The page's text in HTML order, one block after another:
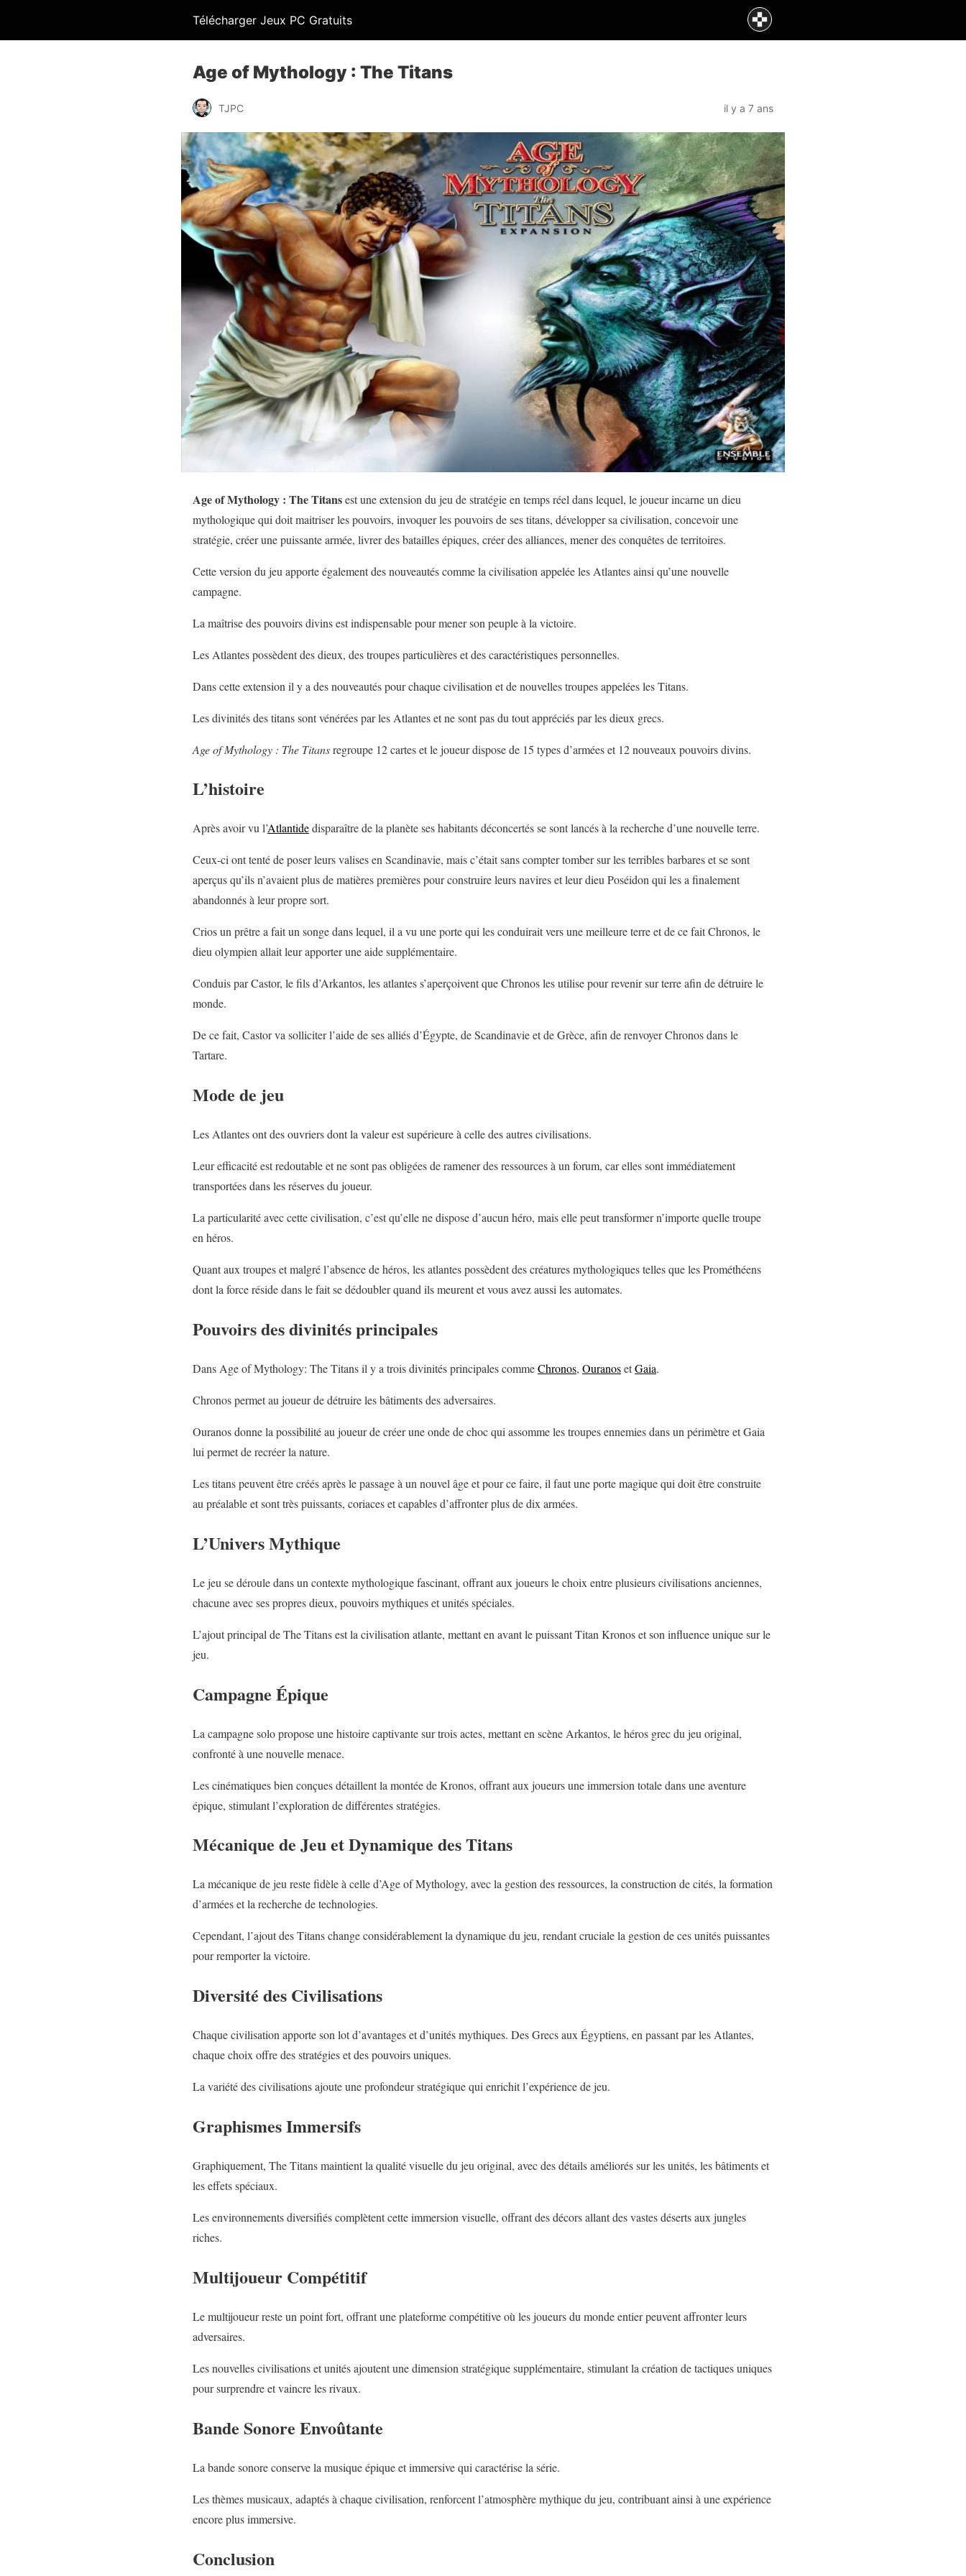
Télécharger Jeux PC Gratuits
Age of Mythology : The Titans
TJPC il y a 7 ans
Age of Mythology : The Titansest une extension du jeu de stratégie en temps réel dans lequel, le joueur incarne un dieu
mythologique qui doit maitriser les pouvoirs, invoquer les pouvoirs de ses titans, développer sa civilisation, concevoir une
stratégie, créer une puissante armée, livrer des batailles épiques, créer des alliances, mener des conquêtes de territoires.
Cette version du jeu apporte également des nouveautés comme la civilisation appelée les Atlantes ainsi qu’une nouvelle
campagne.
La maîtrise des pouvoirs divins est indispensable pour mener son peuple à la victoire.
Les Atlantes possèdent des dieux, des troupes particulières et des caractéristiques personnelles.
Dans cette extension il y a des nouveautés pour chaque civilisation et de nouvelles troupes appelées les Titans.
Les divinités des titans sont vénérées par les Atlantes et ne sont pas du tout appréciés par les dieux grecs.
Age of Mythology : The Titansregroupe 12 cartes et le joueur dispose de 15 types d’armées et 12 nouveaux pouvoirs divins.
L’histoire
Après avoir vu l’Atlantidedisparaître de la planète ses habitants déconcertés se sont lancés à la recherche d’une nouvelle terre.
Ceux-ci ont tenté de poser leurs valises en Scandinavie, mais c’était sans compter tomber sur les terribles barbares et se sont
aperçus qu’ils n’avaient plus de matières premières pour construire leurs navires et leur dieu Poséidon qui les a finalement
abandonnés à leur propre sort.
Crios un prêtre a fait un songe dans lequel, il a vu une porte qui les conduirait vers une meilleure terre et de ce fait Chronos, le
dieu olympien allait leur apporter une aide supplémentaire.
Conduis par Castor, le fils d’Arkantos, les atlantes s’aperçoivent que Chronos les utilise pour revenir sur terre afin de détruire le
monde.
De ce fait, Castor va solliciter l’aide de ses alliés d’Égypte, de Scandinavie et de Grèce, afin de renvoyer Chronos dans le
Tartare.
Mode de jeu
Les Atlantes ont des ouvriers dont la valeur est supérieure à celle des autres civilisations.
Leur efficacité est redoutable et ne sont pas obligées de ramener des ressources à un forum, car elles sont immédiatement
transportées dans les réserves du joueur.
La particularité avec cette civilisation, c’est qu’elle ne dispose d’aucun héro, mais elle peut transformer n’importe quelle troupe
en héros.
Quant aux troupes et malgré l’absence de héros, les atlantes possèdent des créatures mythologiques telles que les Prométhéens
dont la force réside dans le fait se dédoubler quand ils meurent et vous avez aussi les automates.
Pouvoirs des divinités principales
Dans Age of Mythology: The Titans il y a trois divinités principales commeChronos, OuranosetGaia.
Chronos permet au joueur de détruire les bâtiments des adversaires.
Ouranos donne la possibilité au joueur de créer une onde de choc qui assomme les troupes ennemies dans un périmètre et Gaia
lui permet de recréer la nature.
Les titans peuvent être créés après le passage à un nouvel âge et pour ce faire, il faut une porte magique qui doit être construite
au préalable et sont très puissants, coriaces et capables d’affronter plus de dix armées.
L’Univers Mythique
Le jeu se déroule dans un contexte mythologique fascinant, offrant aux joueurs le choix entre plusieurs civilisations anciennes,
chacune avec ses propres dieux, pouvoirs mythiques et unités spéciales.
L’ajout principal de The Titans est la civilisation atlante, mettant en avant le puissant Titan Kronos et son influence unique sur le
jeu.
Campagne Épique
La campagne solo propose une histoire captivante sur trois actes, mettant en scène Arkantos, le héros grec du jeu original,
confronté à une nouvelle menace.
Les cinématiques bien conçues détaillent la montée de Kronos, offrant aux joueurs une immersion totale dans une aventure
épique, stimulant l’exploration de différentes stratégies.
Mécanique de Jeu et Dynamique des Titans
La mécanique de jeu reste fidèle à celle d’Age of Mythology, avec la gestion des ressources, la construction de cités, la formation
d’armées et la recherche de technologies.
Cependant, l’ajout des Titans change considérablement la dynamique du jeu, rendant cruciale la gestion de ces unités puissantes
pour remporter la victoire.
Diversité des Civilisations
Chaque civilisation apporte son lot d’avantages et d’unités mythiques. Des Grecs aux Égyptiens, en passant par les Atlantes,
chaque choix offre des stratégies et des pouvoirs uniques.
La variété des civilisations ajoute une profondeur stratégique qui enrichit l’expérience de jeu.
Graphismes Immersifs
Graphiquement, The Titans maintient la qualité visuelle du jeu original, avec des détails améliorés sur les unités, les bâtiments et
les effets spéciaux.
Les environnements diversifiés complètent cette immersion visuelle, offrant des décors allant des vastes déserts aux jungles
riches.
Multijoueur Compétitif
Le multijoueur reste un point fort, offrant une plateforme compétitive où les joueurs du monde entier peuvent affronter leurs
adversaires.
Les nouvelles civilisations et unités ajoutent une dimension stratégique supplémentaire, stimulant la création de tactiques uniques
pour surprendre et vaincre les rivaux.
Bande Sonore Envoûtante
La bande sonore conserve la musique épique et immersive qui caractérise la série.
Les thèmes musicaux, adaptés à chaque civilisation, renforcent l’atmosphère mythique du jeu, contribuant ainsi à une expérience
encore plus immersive.
Conclusion